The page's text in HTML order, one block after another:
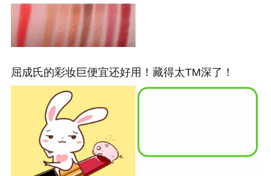
屈成氏的彩妆巨便宜还好用！藏得太TM深了！